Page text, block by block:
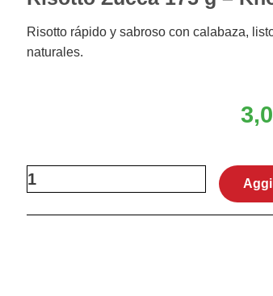
Risotto rápido y sabroso con calabaza,
naturales.
Risotto
Zucca
175